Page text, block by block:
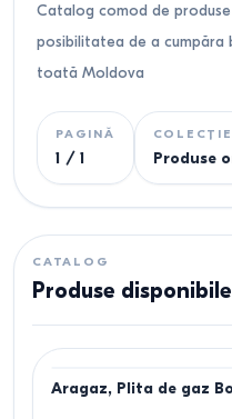
Catalog comod de
posibilitatea de a cumpăra
toată Moldova
PAGINĂ
1 / 1
COLECȚIE
Produse
CATALOG
Produse disponibile
Aragaz, Plita de gaz